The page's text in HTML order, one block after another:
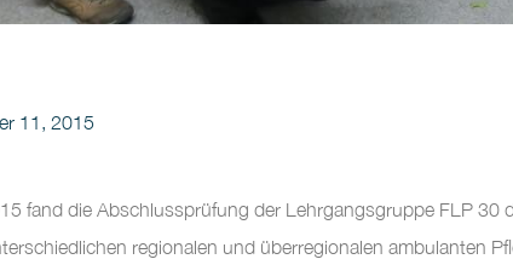
11, 2015
fand die Abschlussprüfung der Lehrgangsgruppe FLP 30
regionalen und überregionalen ambulanten